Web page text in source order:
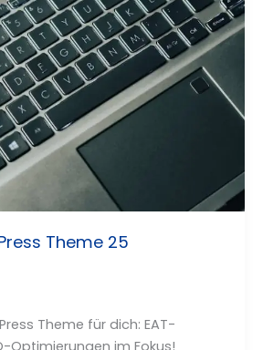
Theme 25
Theme für dich: EAT-